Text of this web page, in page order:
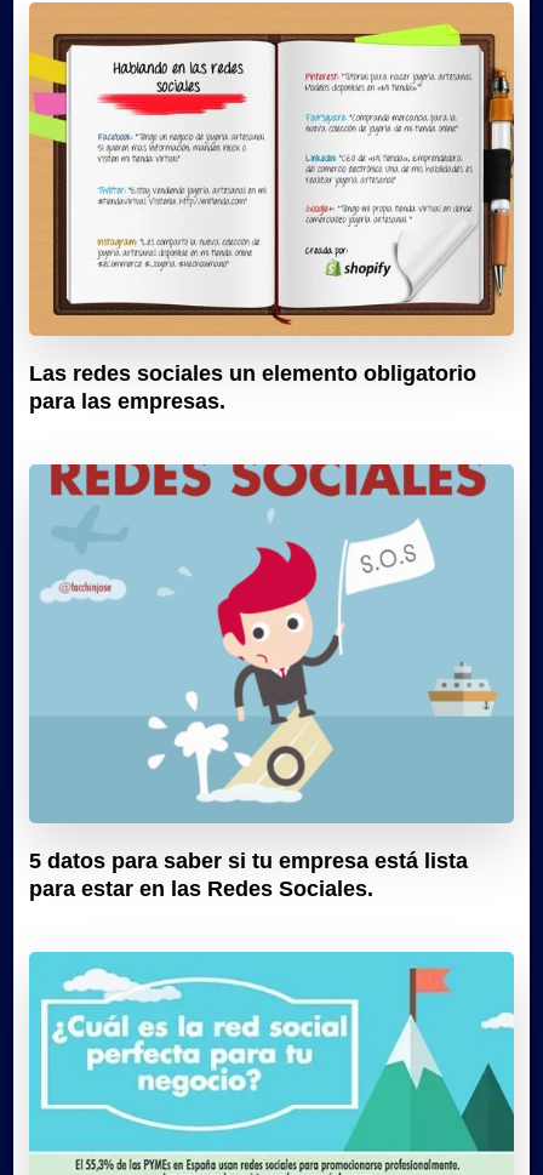
Las redes sociales un elemento obligatorio
para las empresas.
5 datos para saber si tu empresa está lista
para estar en las Redes Sociales.